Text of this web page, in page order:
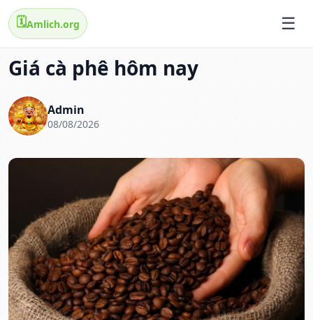
🗓️Amlich.org
Giá cà phê hôm nay
Admin
08/08/2026